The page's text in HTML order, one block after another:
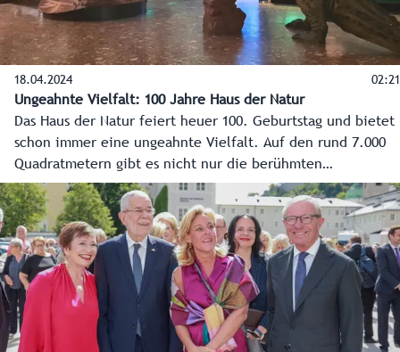
18.04.2024 02:21
Ungeahnte Vielfalt: 100 Jahre Haus der Natur
Das Haus der Natur feiert heuer 100. Geburtstag und bietet
schon immer eine ungeahnte Vielfalt. Auf den rund 7.000
Quadratmetern gibt es nicht nur die berühmten
Dinosaurier, sondern auch zum Beispiel faszinierende
Unterwasserwelten, Dioramen mit heimischen Tieren,
Schwerpunkte wie die Evolution oder auch das Science
Center und die Weltraumhalle.